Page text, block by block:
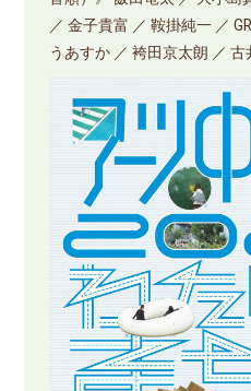
／ 金子貴富 ／ 鞍掛純一 ／
うあすか ／ 袴田京太朗 ／ 古